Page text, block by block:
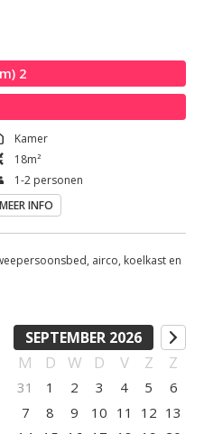
2
Kamer
18m²
1-2 personen
MEER INFO
airco, koelkast en
SEPTEMBER 2026
M D W D V Z Z
31 1 2 3 4 5
6
7
8 9 10 11 12 13